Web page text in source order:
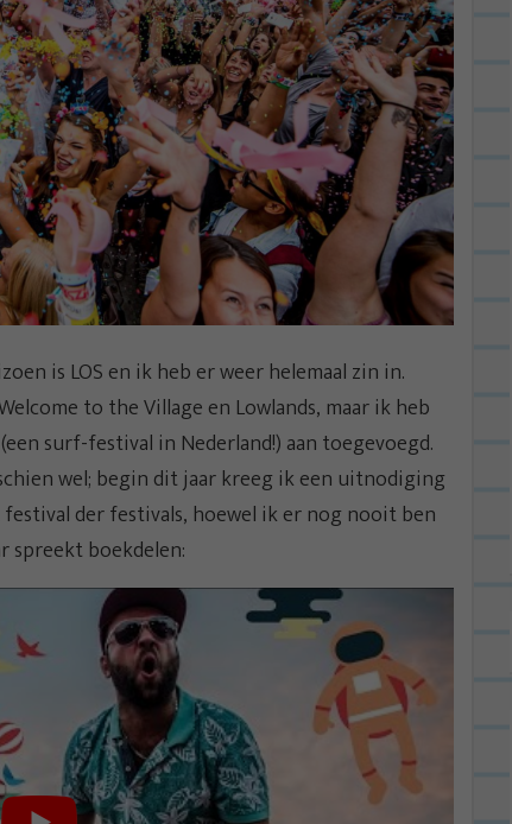
is LOS en ik heb er weer helemaal zin in.
to the Village en Lowlands, maar ik heb
surf-festival in Nederland!) aan toegevoegd.
wel; begin dit jaar kreeg ik een uitnodiging
der festivals, hoewel ik er nog nooit ben
spreekt boekdelen: